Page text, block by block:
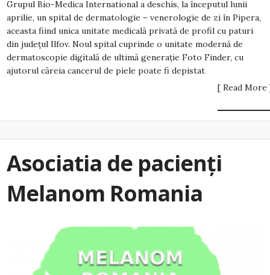
Grupul Bio-Medica International a deschis, la începutul lunii
aprilie, un spital de dermatologie – venerologie de zi în Pipera,
aceasta fiind unica unitate medicală privată de profil cu paturi
din județul Ilfov. Noul spital cuprinde o unitate modernă de
dermatoscopie digitală de ultimă generație Foto Finder, cu
ajutorul căreia cancerul de piele poate fi depistat
[ Read More
Asociatia de pacienți
Melanom Romania